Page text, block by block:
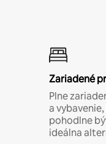
Zariadené
Plne
a
pohodlne
ideálna